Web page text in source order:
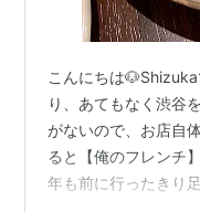
こんにちは
り、あてもなく渋谷
がないので、お店自
ると【俺のフレンチ
年も前に行ったきり